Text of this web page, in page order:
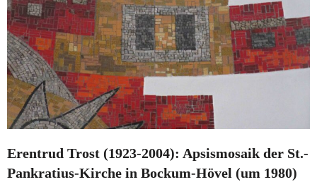
Erentrud Trost (1923-2004): Apsismosaik der St.-
Pankratius-Kirche in Bockum-Hövel (um 1980)